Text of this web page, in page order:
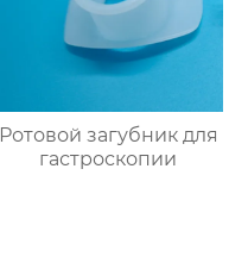
Ротовой загубник для
гастроскопии